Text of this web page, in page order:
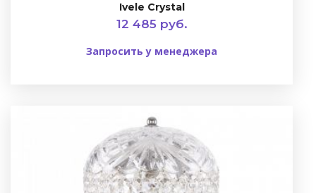
Ivele Crystal
12 485 руб.
Запросить у менеджера